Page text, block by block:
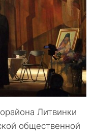
Литвинки
общественной